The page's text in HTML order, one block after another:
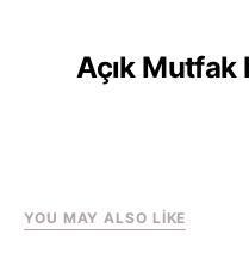
Açık
YOU MAY ALSO LIKE